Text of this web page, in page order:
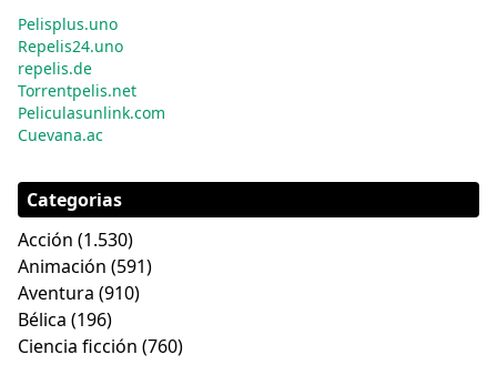
Pelisplus.uno
Repelis24.uno
repelis.de
Torrentpelis.net
Peliculasunlink.com
Cuevana.ac
Categorias
Acción (1.530)
Animación (591)
Aventura (910)
Bélica (196)
Ciencia ficción (760)